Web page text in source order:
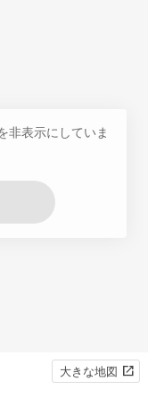
非表示にしていま
大きな地図